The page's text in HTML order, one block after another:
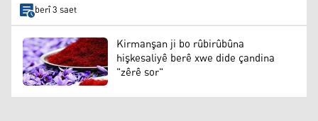
berî 3 saet
Kirmanşan ji bo rûbirûbûna
hişkesaliyê berê xwe dide çandina
"zêrê sor"